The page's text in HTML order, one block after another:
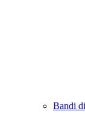
Bandi